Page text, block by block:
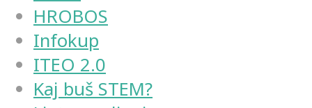
HROBOS
Infokup
ITEO 2.0
Kaj buš STEM?